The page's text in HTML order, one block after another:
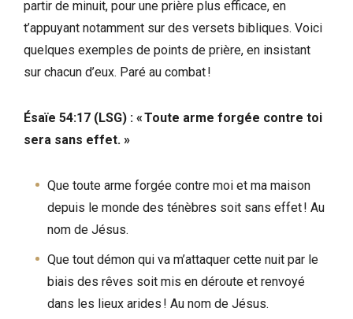
partir de minuit, pour une prière plus efficace, en
t’appuyant notamment sur des versets bibliques. Voici
quelques exemples de points de prière, en insistant
sur chacun d’eux. Paré au combat !
Ésaïe 54:17 (LSG) : « Toute arme forgée contre toi
sera sans effet. »
Que toute arme forgée contre moi et ma maison
depuis le monde des ténèbres soit sans effet ! Au
nom de Jésus.
Que tout démon qui va m’attaquer cette nuit par le
biais des rêves soit mis en déroute et renvoyé
dans les lieux arides ! Au nom de Jésus.